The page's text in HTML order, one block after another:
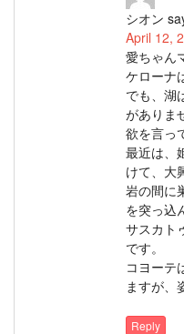
シオン
April 12,
愛ちゃん
ケローナ
でも、湖
がありま
欲を言っ
最近は、
けて、大
岩の間に
を突っ込
サスカト
です。
コヨーテ
ますが、
Reply